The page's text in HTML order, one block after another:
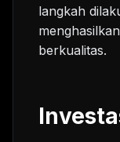
langkah
berkualitas.